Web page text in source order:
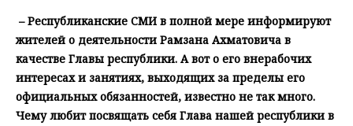
– Республиканские СМИ в полной мере информируют
жителей о деятельности Рамзана Ахматовича в
качестве Главы республики. А вот о его внерабочих
интересах и занятиях, выходящих за пределы его
официальных обязанностей, известно не так много.
Чему любит посвящать себя Глава нашей республики в